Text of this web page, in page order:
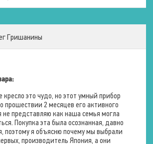
Шведская
Постукивающая
Прокатывающая
Вся спина
массаж
Икры
Гришанины
это чудо, но этот умный прибор
прошествии 2 месяцев его активного
не представляю как наша семья могла
Покупка эта была осознанная, давно
поэтому я объясню почему мы выбрали
производитель Япония, а они